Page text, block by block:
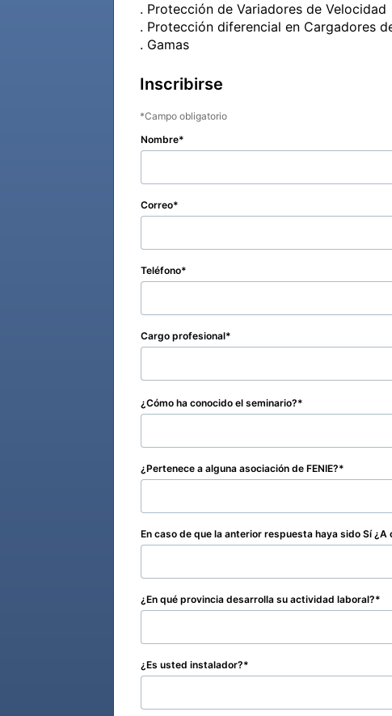
. Protección de Variadores de Velocidad
. Protección diferencial en Cargadores
. Gamas
Inscribirse
Campo obligatorio
Nombre
Correo
Teléfono
Cargo profesional
¿Cómo ha conocido el seminario?
¿Pertenece a alguna asociación de FENIE?
En caso de que la anterior respuesta haya sido Sí ¿A
¿En qué provincia desarrolla su actividad laboral?
¿Es usted instalador?